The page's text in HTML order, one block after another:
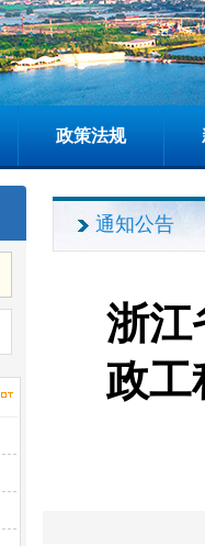
政策法规
通知公告
浙江
政工